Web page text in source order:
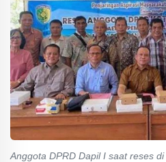
Anggota DPRD Dapil I saat reses